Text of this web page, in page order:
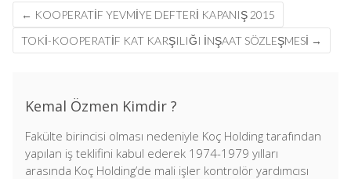
Post
navigation
← KOOPERATIF YEVMIYE DEFTERI KAPANIŞ 2015
TOKI-KOOPERATIF KAT KARŞILIĞI INŞAAT SÖZLEŞMESI →
Kemal Özmen Kimdir ?
Fakülte birincisi olması nedeniyle Koç Holding tarafından
yapılan iş teklifini kabul ederek 1974-1979 yılları
arasında Koç Holding’de mali işler kontrolör yardımcısı